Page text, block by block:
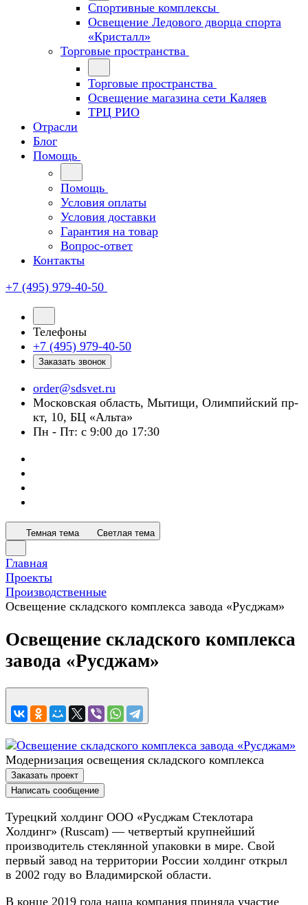
Спортивные комплексы
Освещение Ледового дворца спорта
«Кристалл»
Торговые пространства
Торговые пространства
Освещение магазина сети Каляев
ТРЦ РИО
Отрасли
Блог
Помощь
Помощь
Условия оплаты
Условия доставки
Гарантия на товар
Вопрос-ответ
Контакты
+7 (495) 979-40-50
Телефоны
+7 (495) 979-40-50
Заказать звонок
order@sdsvet.ru
Московская область, Мытищи, Олимпийский пр-
кт, 10, БЦ «Альта»
Пн - Пт: с 9:00 до 17:30
Темная тема Светлая тема
Главная
Проекты
Производственные
Освещение складского комплекса завода «Русджам»
Освещение складского комплекса
завода «Русджам»
Модернизация освещения складского комплекса
Заказать проект
Написать сообщение
Турецкий холдинг ООО «Русджам Стеклотара
Холдинг» (Ruscam) — четвертый крупнейший
производитель стеклянной упаковки в мире. Свой
первый завод на территории России холдинг открыл
в 2002 году во Владимирской области.
В конце 2019 года наша компания приняла участие